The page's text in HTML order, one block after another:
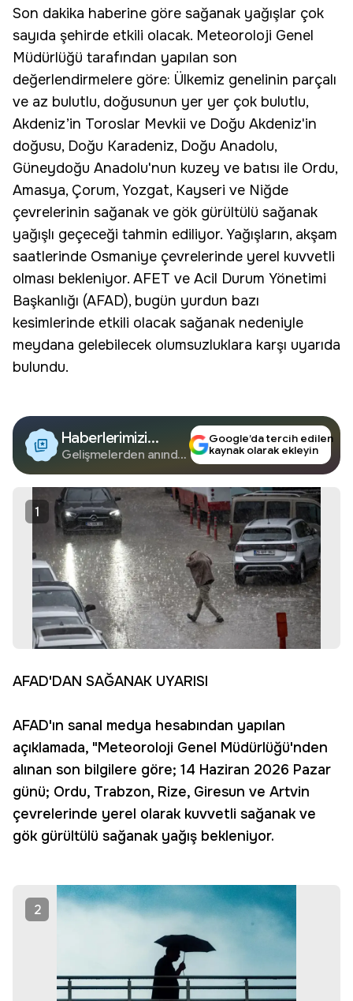
Son dakika haberine göre sağanak yağışlar çok
sayıda şehirde etkili olacak. Meteoroloji Genel
Müdürlüğü tarafından yapılan son
değerlendirmelere göre: Ülkemiz genelinin parçalı
ve az bulutlu, doğusunun yer yer çok bulutlu,
Akdeniz’in Toroslar Mevkii ve Doğu Akdeniz'in
doğusu, Doğu Karadeniz, Doğu Anadolu,
Güneydoğu Anadolu'nun kuzey ve batısı ile Ordu,
Amasya, Çorum, Yozgat, Kayseri ve Niğde
çevrelerinin sağanak ve gök gürültülü sağanak
yağışlı geçeceği tahmin ediliyor. Yağışların, akşam
saatlerinde Osmaniye çevrelerinde yerel kuvvetli
olması bekleniyor. AFET ve Acil Durum Yönetimi
Başkanlığı (AFAD), bugün yurdun bazı
kesimlerinde etkili olacak sağanak nedeniyle
meydana gelebilecek olumsuzluklara karşı uyarıda
bulundu.
Haberlerimizi
Google'da Takip
Edin
Gelişmelerden anında
Google’da tercih edilen
kaynak olarak ekleyin
1
AFAD'DAN SAĞANAK UYARISI
AFAD'ın sanal medya hesabından yapılan
açıklamada, "Meteoroloji Genel Müdürlüğü'nden
alınan son bilgilere göre; 14 Haziran 2026 Pazar
günü; Ordu, Trabzon, Rize, Giresun ve Artvin
çevrelerinde yerel olarak kuvvetli sağanak ve
gök gürültülü sağanak yağış bekleniyor.
2